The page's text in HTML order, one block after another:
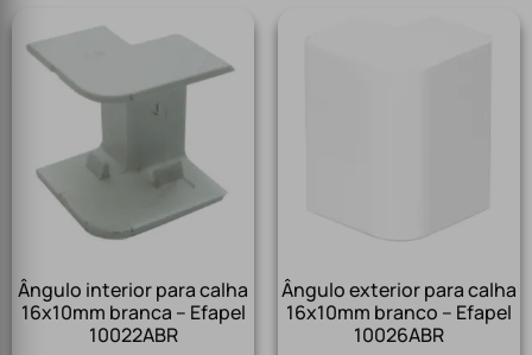
Ângulo interior para calha
16x10mm branca – Efapel
10022ABR
Ângulo exterior para calha
16x10mm branco – Efapel
10026ABR